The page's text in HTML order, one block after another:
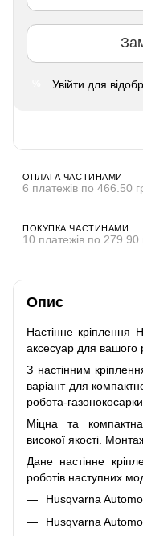
Увійти для
ОПЛАТА ЧАСТИНАМИ
6 платежів по 466.50
ПОКУПКА ЧАСТИНАМИ
10 платежів по 279.90
Опис
Настінне кріплення
аксесуар для вашого
З настінним
варіант для
робота-газонокосарки
Міцна та
високої якості.
Дане настінне
роботів наступних
Husqvarna
Husqvarna